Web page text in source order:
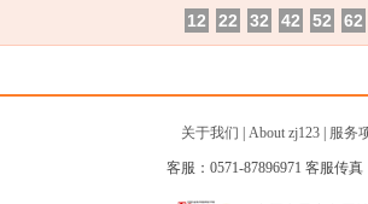
12
22 32 42 52 62
关于我们 About zj123| 服务
客服：0571-87896971 客服传真